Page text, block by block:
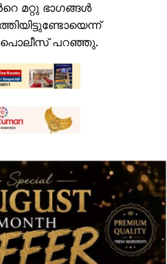
മറ്റു ഭാഗങ്ങള്‍
പറഞ്ഞു.